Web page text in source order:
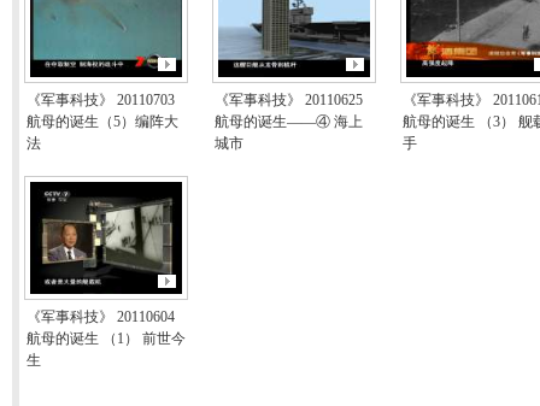
《军事科技》 20110703
航母的诞生（5）编阵大
法
《军事科技》 20110625
航母的诞生——④ 海上
城市
《军事科技》
航母的诞生 （3） 舰
手
《军事科技》 20110604
航母的诞生 （1） 前世今
生